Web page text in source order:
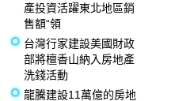
產投資活躍東北地區銷
售額“領
台灣行家建設美國財政
部將檀香山納入房地產
洗錢活動
龍騰建設11萬億的房地